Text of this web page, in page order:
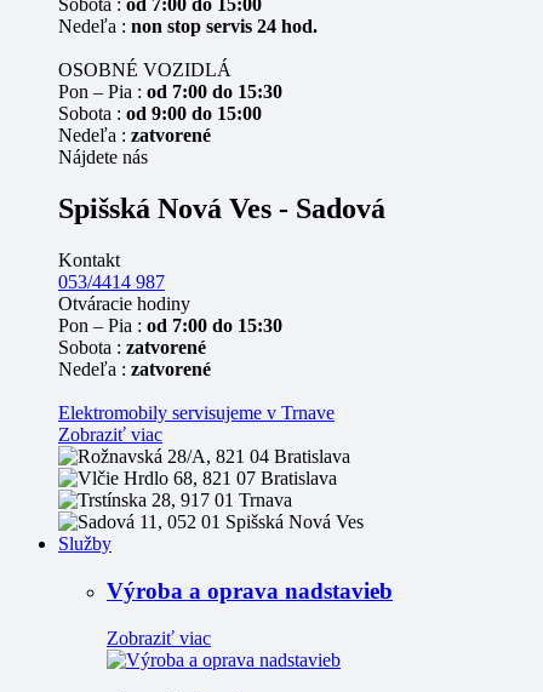
Sobota : od 7:00 do 15:00
Nedeľa : non stop servis 24 hod.
OSOBNÉ VOZIDLÁ
Pon – Pia : od 7:00 do 15:30
Sobota : od 9:00 do 15:00
Nedeľa : zatvorené
Nájdete nás
Spišská Nová Ves - Sadová
Kontakt
053/4414 987
Otváracie hodiny
Pon – Pia : od 7:00 do 15:30
Sobota : zatvorené
Nedeľa : zatvorené
Elektromobily servisujeme v Trnave
Zobraziť viac
Služby
Výroba a oprava nadstavieb
Zobraziť viac